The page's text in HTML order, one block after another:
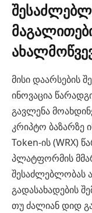
მისი დაარსების
ინოვაცია
გავლენა
კრიპტო ბაზარზე
Token-ის (WRX)
პლატფორმის
შესაძლებლობას
გადასახადების
თუ ძალიან დიდ